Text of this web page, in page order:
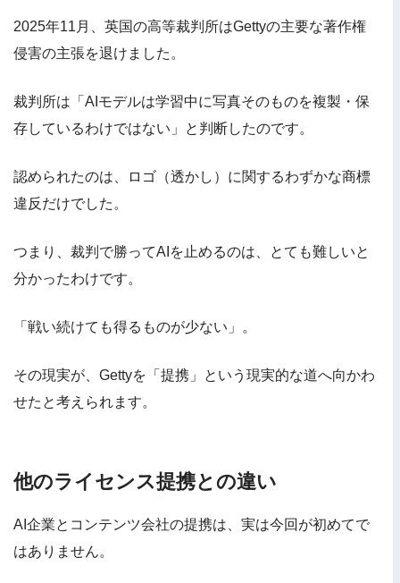
2025年11月、英国の高等裁判所はGettyの主要な著作権
侵害の主張を退けました。
裁判所は「AIモデルは学習中に写真そのものを複製・保
存しているわけではない」と判断したのです。
認められたのは、ロゴ（透かし）に関するわずかな商標
違反だけでした。
つまり、裁判で勝ってAIを止めるのは、とても難しいと
分かったわけです。
「戦い続けても得るものが少ない」。
その現実が、Gettyを「提携」という現実的な道へ向かわ
せたと考えられます。
他のライセンス提携との違い
AI企業とコンテンツ会社の提携は、実は今回が初めてで
はありません。